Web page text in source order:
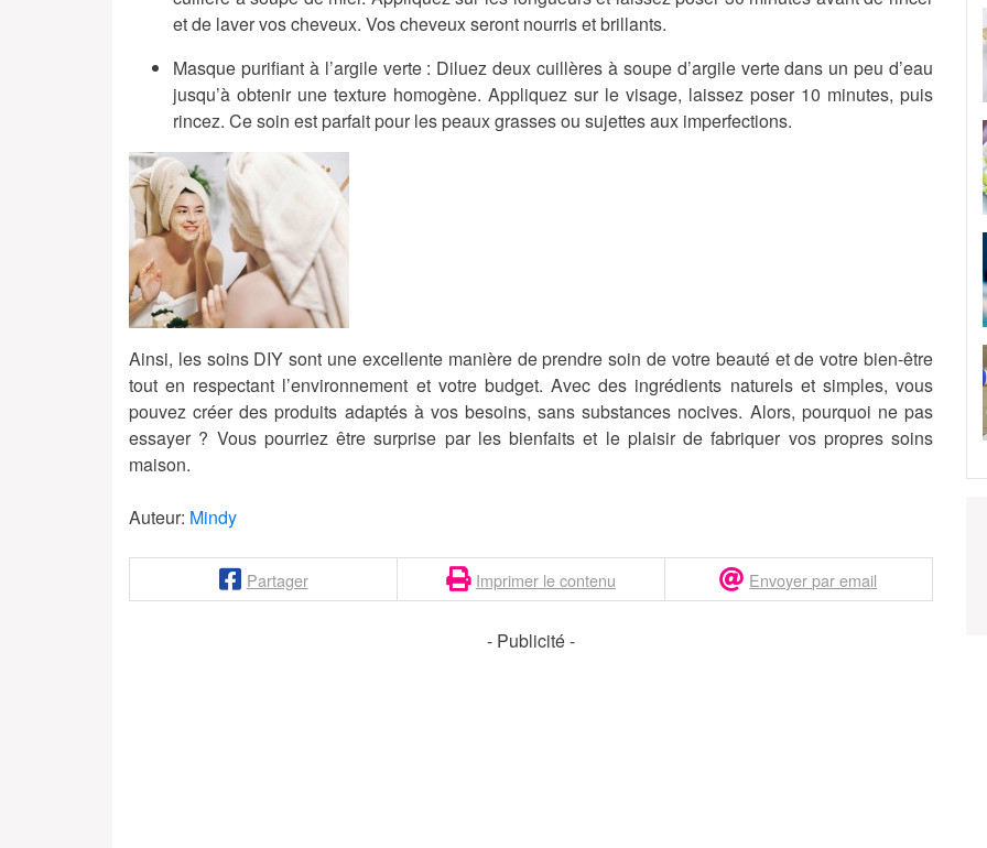
et de laver vos cheveux. Vos cheveux seront nourris et brillants.
Masque purifiant à l’argile verte: Diluez deux cuillères à soupe d’argile verte dans un peu d’eau
jusqu’à obtenir une texture homogène. Appliquez sur le visage, laissez poser 10 minutes, puis
rincez. Ce soin est parfait pour les peaux grasses ou sujettes aux imperfections.
Ainsi, les soins DIY sont une excellente manière de prendre soin de votre beauté et de votre bien-être
tout en respectant l’environnement et votre budget. Avec des ingrédients naturels et simples, vous
pouvez créer des produits adaptés à vos besoins, sans substances nocives. Alors, pourquoi ne pas
essayer ? Vous pourriez être surprise par les bienfaits et le plaisir de fabriquer vos propres soins
maison.
Auteur: Mindy
Partager Imprimer le contenu Envoyer par email
- Publicité -